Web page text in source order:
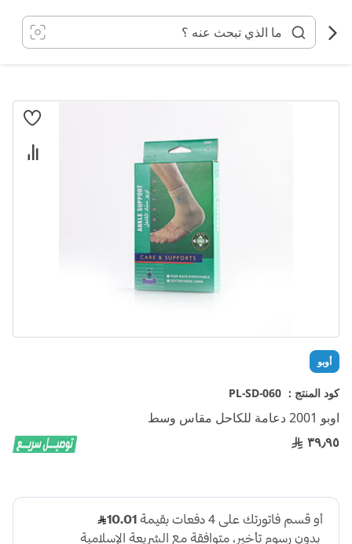
المحتوى
أوبو
كود المنتج : PL-SD-060
اوبو 2001 دعامة للكاحل مقاس وسط
٣٩٫٩٥
انتقل
تخطي
إلى
بداية
معرض
الصور